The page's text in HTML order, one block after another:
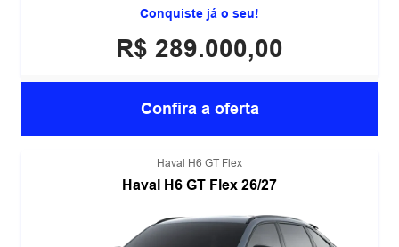
Conquiste já o seu!
R$ 289.000,00
Confira a oferta
Haval H6 GT Flex
Haval H6 GT Flex 26/27